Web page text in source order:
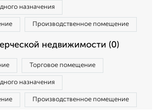
назначения
Производственное помещение
недвижимости (0)
Торговое помещение
назначения
Производственное помещение